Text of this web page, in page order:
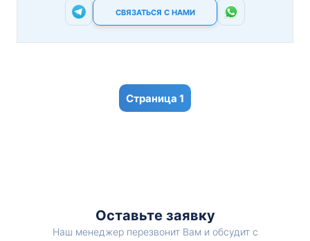
СВЯЗАТЬСЯ С НАМИ
1
Оставьте заявку
Наш менеджер перезвонит Вам и обсудит с